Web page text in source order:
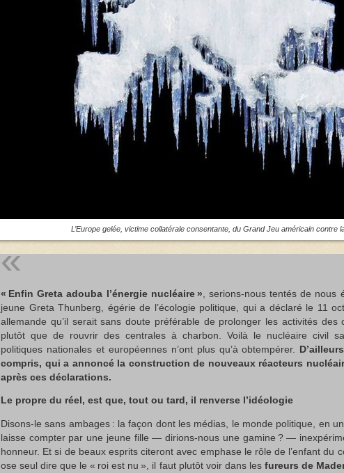
L’Europe gelée, victime collatérale consentante, du Grand Jeu américain contre
« Enfin Greta adouba l’énergie nucléaire » , serions-nous tentés de nous
jeune Greta Thunberg, égérie de l’écologie politique, qui a déclaré le 11
allemande qu’il serait sans doute préférable de prolonger les activités des
plutôt que de rouvrir des centrales à charbon. Voilà le nucléaire civil
politiques nationales et européennes n’ont plus qu’à obtempérer.
compris, qui a annoncé la construction de nouveaux réacteurs
après ces déclarations.
Le propre du réel, est que, tout ou tard, il renverse l’idéologie
Disons-le sans ambages : la façon dont les médias, le monde politique, en un
laisse compter par une jeune fille — dirions-nous une gamine ? —
honneur. Et si de beaux esprits citeront avec emphase le rôle de l’enfant du
ose seul dire que le « roi est nu », il faut plutôt voir dans lesfureurs de